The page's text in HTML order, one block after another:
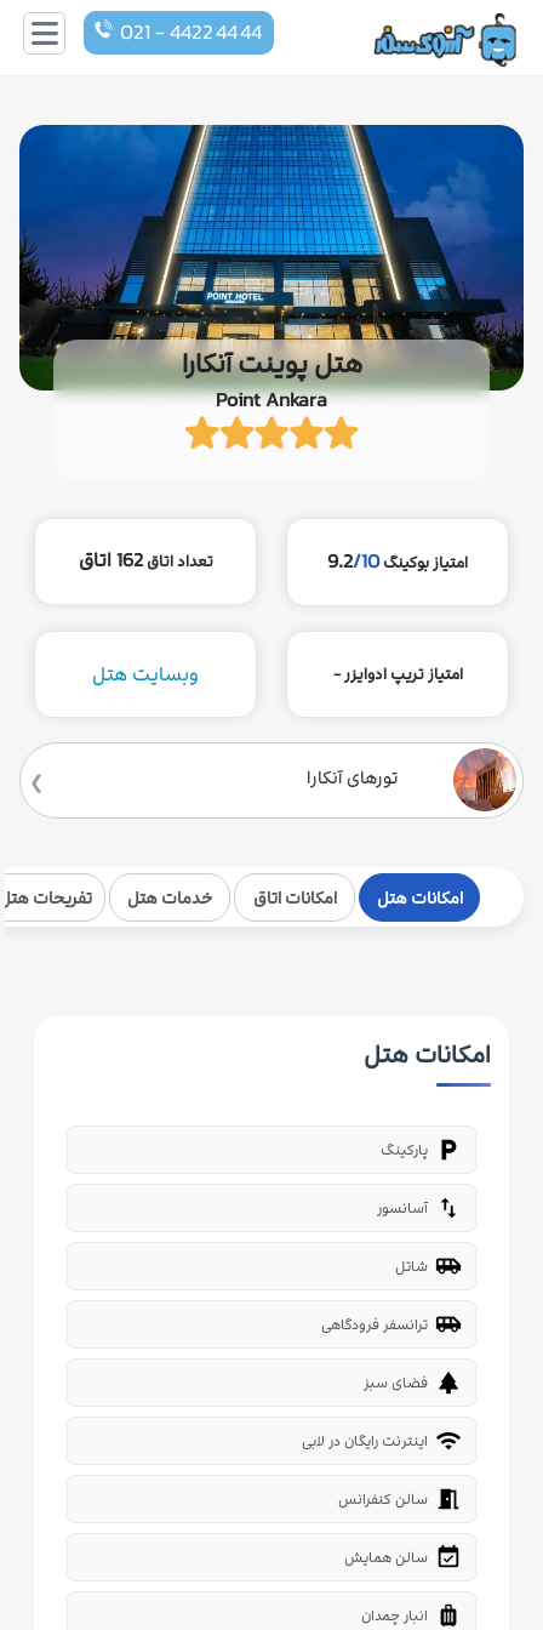
021 - 4422 44 44
هتل پوینت آنکارا
Point Ankara
امتیاز بوکینگ 9.2/10 تعداد اتاق162 اتاق
امتیاز تریپ ادوایزر - وبسایت هتل
تورهای آنکارا
امکانات هتل امکانات اتاق خدمات هتل تفریحات
امکانات هتل
local_parking پارکینگ
import_export آسانسور
airport_shuttle شاتل
airport_shuttle ترانسفر فرودگاهی
park فضای سبز
wifi اینترنت رایگان در لابی
meeting_room سالن کنفرانس
event_available سالن همایش
luggage انبار چمدان